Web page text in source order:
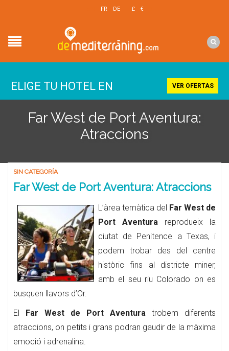
FR DE £ €
ELIGE TU HOTEL EN VER OFERTAS
Far West de Port Aventura:
Atraccions
SIN CATEGORÍA
Far West de Port Aventura: Atraccions
L’àrea temàtica del Far West de
Port Aventura reprodueix la
ciutat de Penitence a Texas, i
podem trobar des del centre
històric fins al districte miner,
amb el seu riu Colorado on es
busquen llavors d’Or.
El Far West de Port Aventura trobem diferents
atraccions, on petits i grans podran gaudir de la màxima
emoció i adrenalina.